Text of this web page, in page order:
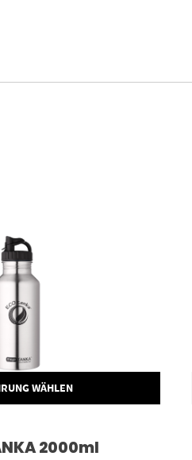
WÄHLEN
2000ml